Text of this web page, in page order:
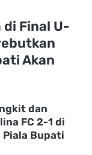
di Final U-
Akan
dan
FC 2-1 di
Piala Bupati